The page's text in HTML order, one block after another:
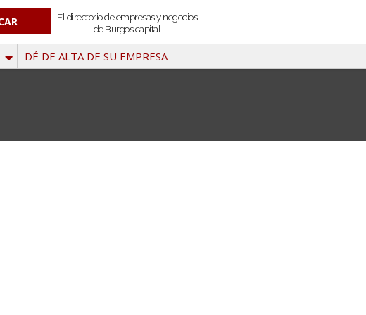
El directorio de empresas y negocios
de Burgos capital
DÉ DE ALTA DE SU EMPRESA